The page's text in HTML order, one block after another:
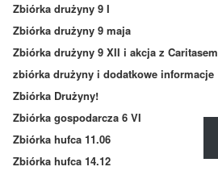
Zbiórka drużyny 9 I
Zbiórka drużyny 9 maja
Zbiórka drużyny 9 XII i akcja z Caritasem
zbiórka drużyny i dodatkowe informacje
Zbiórka Drużyny!
Zbiórka gospodarcza 6 VI
Zbiórka hufca 11.06
Zbiórka hufca 14.12